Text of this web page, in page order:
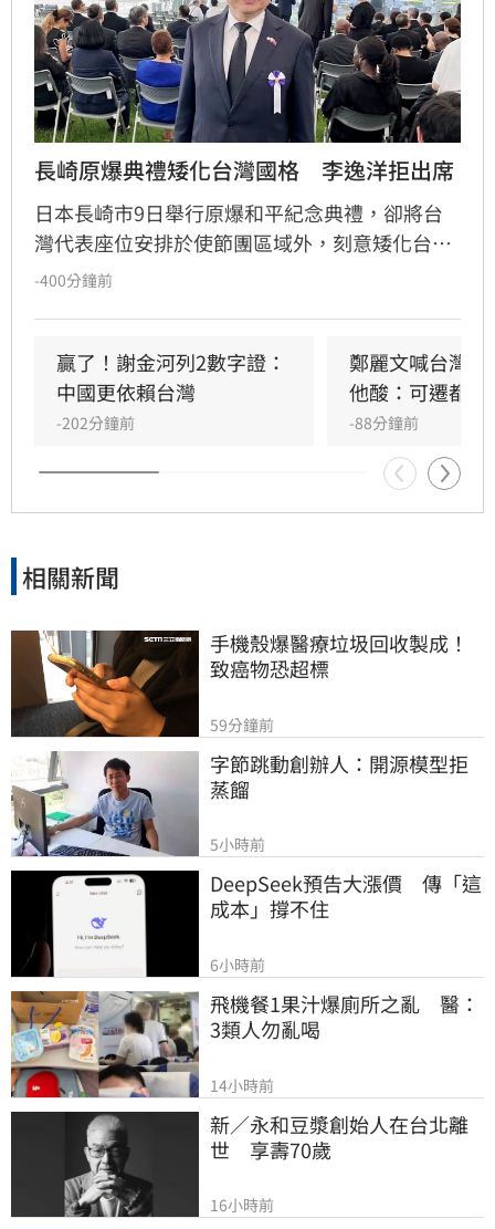
長崎原爆典禮矮化台灣國格　李逸洋拒出席
日本長崎市9日舉行原爆和平紀念典禮，卻將台
灣代表座位安排於使節團區域外，刻意矮化台灣
國格。駐日代表李逸洋對此表達強烈抗議與遺
法律戰的工具。他強調台灣長期熱愛和平，且台
日經貿與民間交流深厚，長崎市政府的親中舉動
背離兩國友好初衷。台灣雖曾透過外交途徑爭取
公平待遇，但對方執意矮化，我方因此決定降低
出席層級。李逸洋嚴正聲明，台灣是主權獨立國
家，與中國互不隸屬，對於長崎市政府屈從中國
與譴責，並呼籲各界正視台灣在區域和平與全球
-400分鐘前
贏了！謝金河列2數字證：
中國更依賴台灣
-202分鐘前
鄭麗文喊台灣
他酸：可遷都重
-88分鐘前
相關新聞
手機殼爆醫療垃圾回收製成！
致癌物恐超標
59分鐘前
字節跳動創辦人：開源模型拒
蒸餾
5小時前
DeepSeek預告大漲價　傳「這
成本」撐不住
6小時前
飛機餐1果汁爆廁所之亂　醫：
3類人勿亂喝
14小時前
新／永和豆漿創始人在台北離
世　享壽70歲
16小時前